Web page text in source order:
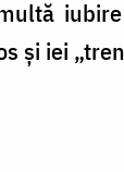
şi iei